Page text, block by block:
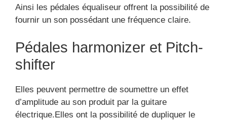
Ainsi les pédales équaliseur offrent la possibilité de
fournir un son possédant une fréquence claire.
Pédales harmonizer et Pitch-
shifter
Elles peuvent permettre de soumettre un effet
d’amplitude au son produit par la guitare
électrique.Elles ont la possibilité de dupliquer le